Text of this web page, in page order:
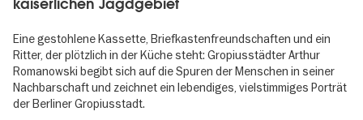
kaiserlichen Jagdgebiet
Eine gestohlene Kassette, Briefkastenfreundschaften und ein
Ritter, der plötzlich in der Küche steht: Gropiusstädter Arthur
Romanowski begibt sich auf die Spuren der Menschen in seiner
Nachbarschaft und zeichnet ein lebendiges, vielstimmiges Porträt
der Berliner Gropiusstadt.